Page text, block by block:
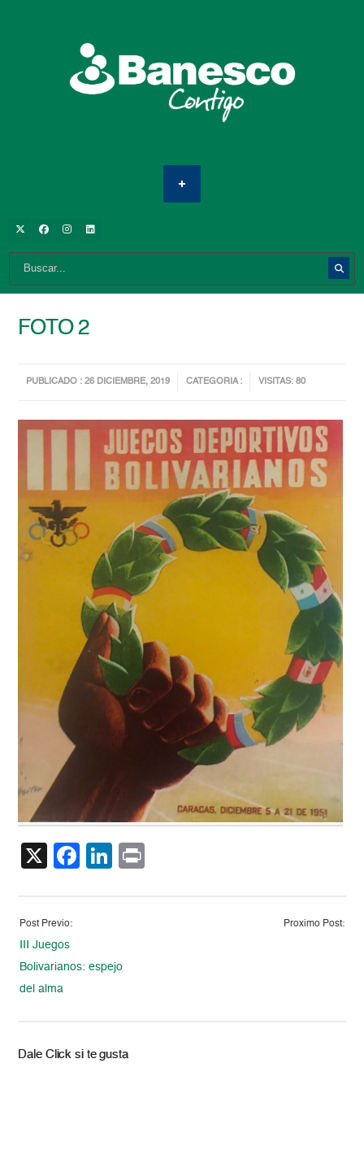
FOTO 2
PUBLICADO : 26 DICIEMBRE, 2019 CATEGORIA : VISITAS: 80
X Facebook
LinkedIn
Post Previo:
III Juegos
Bolivarianos: espejo
del alma
Proximo Post:
Dale Click si te gusta